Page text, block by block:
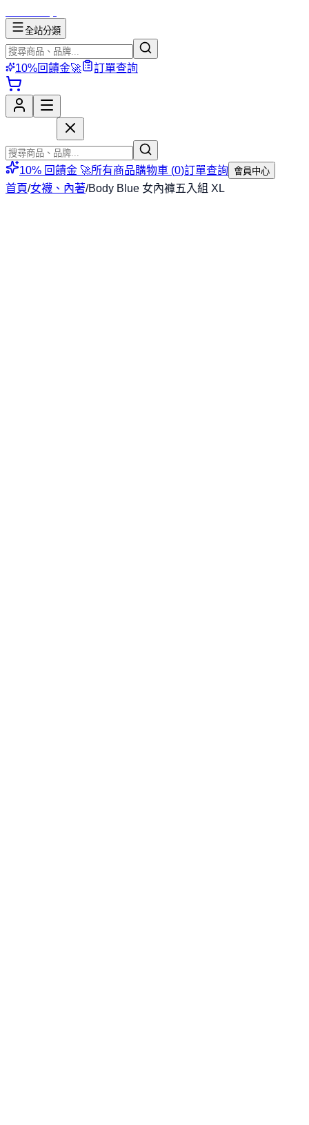
全站分類
10%回饋金🚀 訂單查詢
10% 回饋金 🚀所有商品購物車 (0)訂單查詢 會員中心
首頁/女襪、內著/Body Blue 女內褲五入組 XL